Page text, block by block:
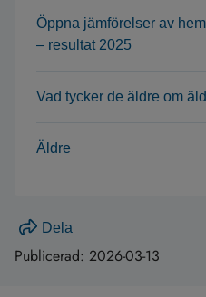
Öppna jämförelser av
– resultat 2025
Vad tycker de äldre om
Äldre
Dela
Publicerad: 2026-03-13